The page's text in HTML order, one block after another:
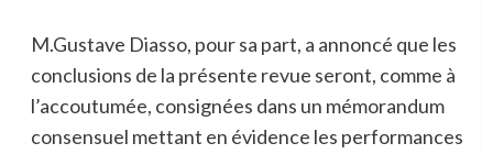
M.Gustave Diasso, pour sa part, a annoncé que les
conclusions de la présente revue seront, comme à
l’accoutumée, consignées dans un mémorandum
consensuel mettant en évidence les performances